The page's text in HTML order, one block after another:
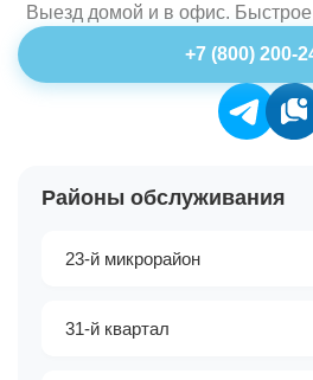
Выезд домой и в офис.
+7 (800) 200-
Районы обслуживания
23-й микрорайон
31-й квартал